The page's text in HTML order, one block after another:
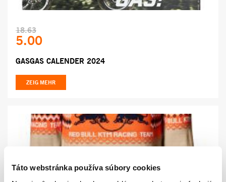
Táto webstránka používa súbory cookies
18.63
5.00
GASGAS CALENDER 2024
ZEIG MEHR